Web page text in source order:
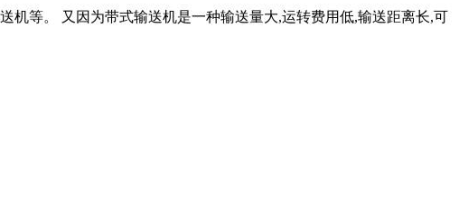
机等。 又因为带式输送机是一种输送量大,运转费用低,输送距离长,可